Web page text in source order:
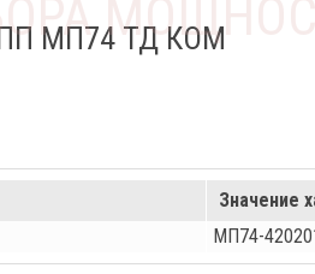
МП74 ТД КОМ
Значение
МП74-